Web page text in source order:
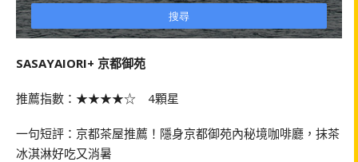
SASAYAIORI+ 京都御苑
推薦指數：★★★★☆ 4顆星
一句短評：京都茶屋推薦！隱身京都御苑內秘境咖啡廳，抹茶
冰淇淋好吃又消暑